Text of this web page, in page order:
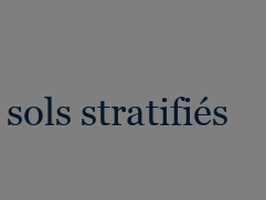
stratifiés